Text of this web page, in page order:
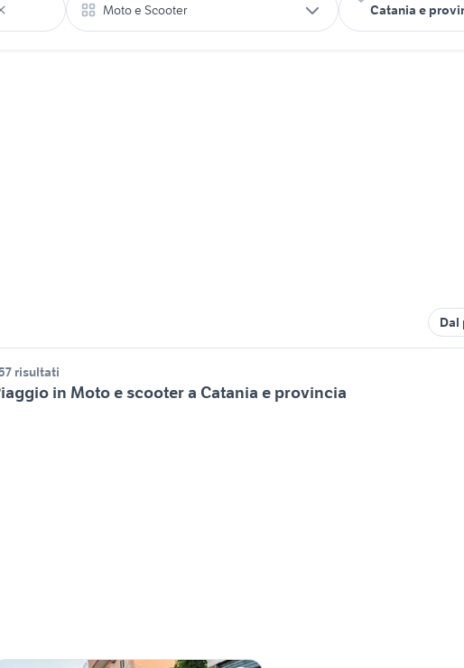
Moto e Scooter
Dal
risultati
in Moto e scooter a Catania e provincia